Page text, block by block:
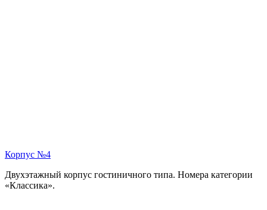
Корпус №4
Двухэтажный корпус гостиничного типа. Номера категории
«Классика».